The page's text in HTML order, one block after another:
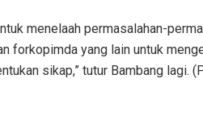
menelaah permasalahan-
forkopimda yang lain untuk
sikap,” tutur Bambang lagi.